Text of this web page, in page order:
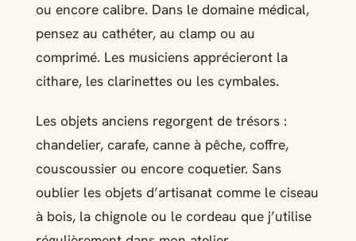
ou encore calibre. Dans le domaine médical,
pensez au cathéter, au clamp ou au
comprimé. Les musiciens apprécieront la
cithare, les clarinettes ou les cymbales.
Les objets anciens regorgent de trésors :
chandelier, carafe, canne à pêche, coffre,
couscoussier ou encore coquetier. Sans
oublier les objets d’artisanat comme le ciseau
à bois, la chignole ou le cordeau que j’utilise